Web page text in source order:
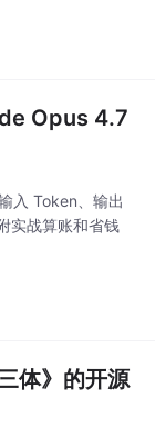
Opus 4.7
入 Token、输出
实战算账和省钱
体》的开源